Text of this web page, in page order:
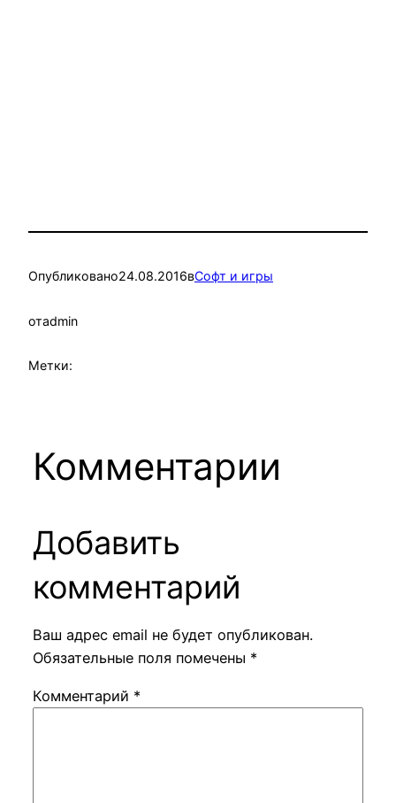
Опубликовано24.08.2016вСофт и игры
отadmin
Метки:
Комментарии
Добавить
комментарий
Ваш адрес email не будет опубликован.
Обязательные поля помечены *
Комментарий *